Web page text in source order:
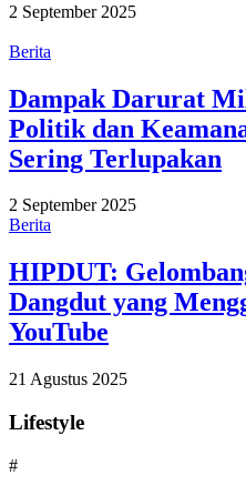
2 September 2025
Berita
Dampak Darurat
Politik dan
Sering Terlupakan
2 September 2025
Berita
HIPDUT:
Dangdut yang
YouTube
21 Agustus 2025
Lifestyle
#